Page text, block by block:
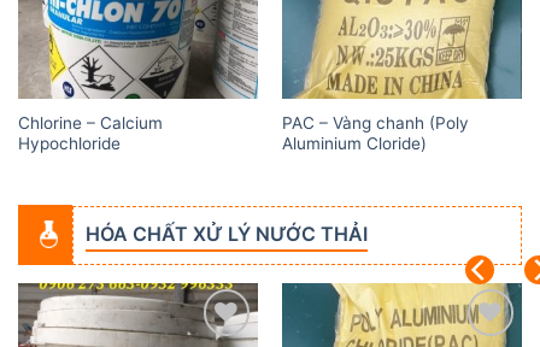
Chlorine – Calcium
Hypochloride
PAC – Vàng chanh (Poly
Aluminium Cloride)
HÓA CHẤT XỬ LÝ NƯỚC THẢI